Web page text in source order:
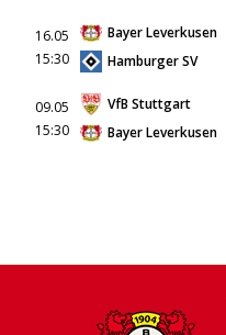
16.05
15:30
Bayer Leverkusen
Hamburger SV
09.05
15:30
VfB Stuttgart
Bayer Leverkusen